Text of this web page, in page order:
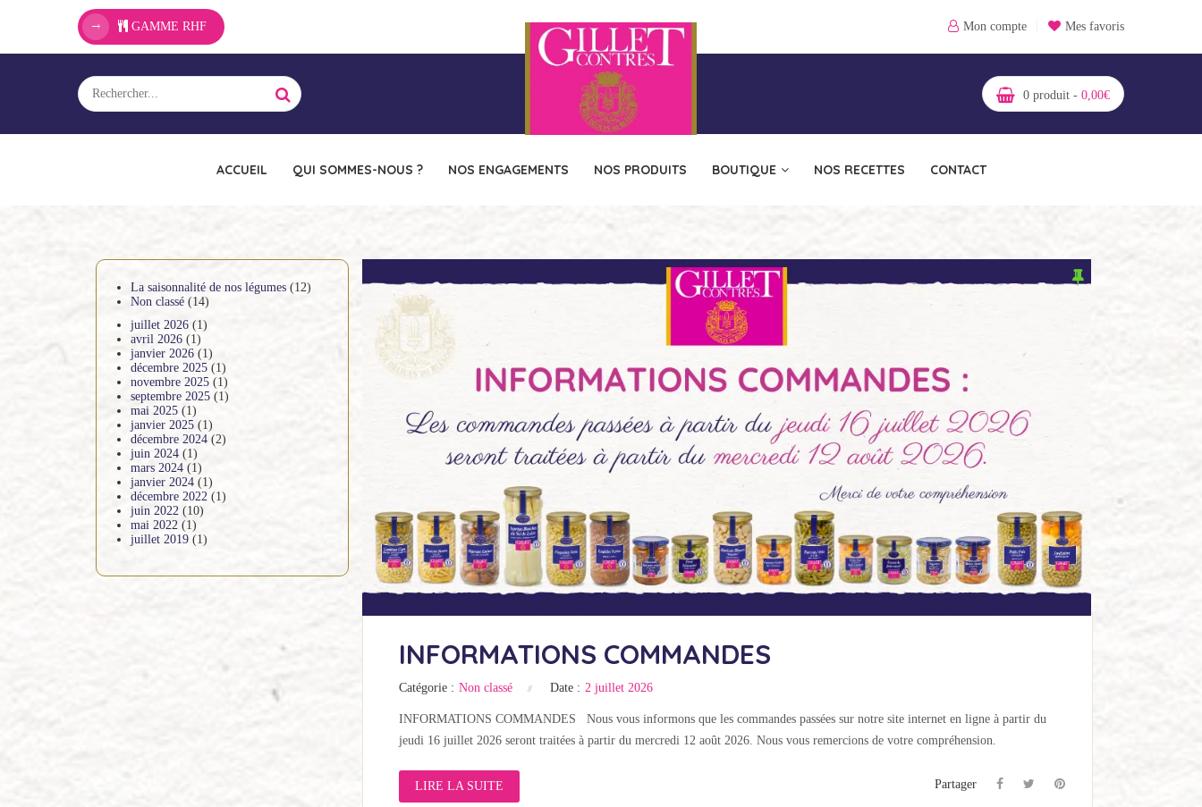
GAMME RHF Mon compte Mes favoris
0 produit - 0,00€
ACCUEIL QUI SOMMES-NOUS ? NOS ENGAGEMENTS NOS PRODUITS BOUTIQUE NOS RECETTES CONTACT
La saisonnalité de nos légumes(12)
Non classé(14)
juillet 2026(1)
avril 2026(1)
janvier 2026(1)
décembre 2025(1)
novembre 2025(1)
septembre 2025(1)
mai 2025(1)
janvier 2025(1)
décembre 2024(2)
juin 2024(1)
mars 2024(1)
janvier 2024(1)
décembre 2022 (1)
juin 2022 (10)
mai 2022 (1)
juillet 2019(1)
INFORMATIONS COMMANDES
Catégorie : Non classé Date : 2 juillet 2026
INFORMATIONS COMMANDES Nous vous informons que les commandes passées sur notre site internet en ligne à partir du
jeudi 16 juillet 2026 seront traitées à partir du mercredi 12 août 2026. Nous vous remercions de votre compréhension.
LIRE LA SUITE Partager